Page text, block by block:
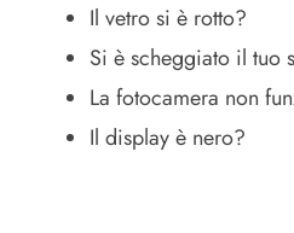
Il vetro si è rotto?
Si è scheggiato il tuo
La fotocamera non
Il display è nero?